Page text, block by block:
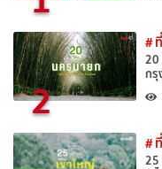
2
#
20
กรุ
#
25